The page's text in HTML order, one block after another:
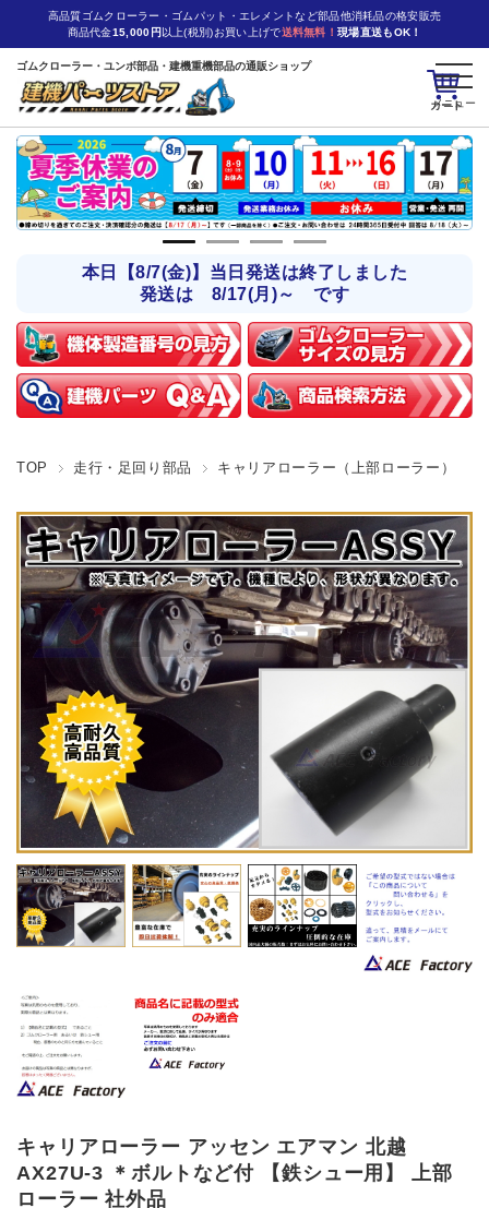
カート
高品質ゴムクローラー・ゴムパット・エレメントなど部品他消耗品の格安販売
商品代金15,000円 以上(税別)お買い上げで送料無料！ 現場直送もOK！
ゴムクローラー・ユンボ部品・建機重機部品の通販ショップ
本日【8/7(金)】当日発送は終了しました
発送は 8/17(月)～ です
TOP 走行・足回り部品 キャリアローラー（上部ローラー）
キャリアローラー アッセン エアマン 北越
AX27U-3 ＊ボルトなど付 【鉄シュー用】 上部
ローラー 社外品